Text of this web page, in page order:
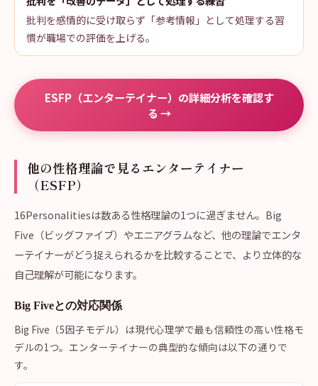
批判を感情的に受け取らず「参考情報」として処理する習
慣が職場での評価を上げる。
ESFP（エンターテイナー）の詳細分析を確認す
る →
他の性格理論で見るエンターテイナー
（ESFP）
16Personalitiesは数ある性格理論の1つに過ぎません。Big
Five（ビッグファイブ）やエニアグラムなど、他の理論でエンタ
ーテイナーがどう捉えられるかを比較することで、より立体的な
自己理解が可能になります。
Big Fiveとの対応関係
Big Five（5因子モデル）は現代心理学で最も信頼性の高い性格モ
デルの1つ。エンターテイナーの典型的な傾向は以下の通りで
す。